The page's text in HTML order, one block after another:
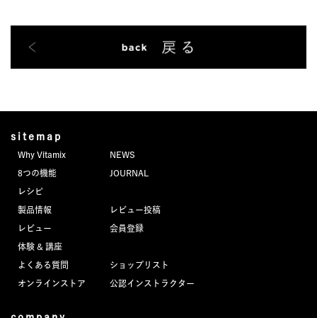
sitemap
Why Vitamix
8つの機能
レシピ
製品情報
レビュー
体験 & 講座
よくある質問
オンラインストア
NEWS
JOURNAL
レビュー投稿
会員登録
ショップリスト
公認インストラクター